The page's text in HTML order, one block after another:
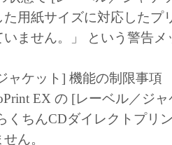
た用紙サイズに対応したプ
いません。」 という警告
ャケット] 機能の制限事項
EX の [レーベル／ジ
くちんCDダイレクトプリ
ん。